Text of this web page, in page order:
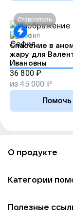
Ставрополь
София
Спасение в
жару для
Ивановны
36 800 ₽
из45 000 ₽
Помочь
О продукте
Использование
Категории
Полезные